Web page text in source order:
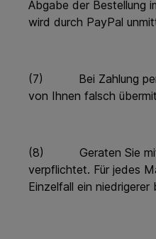
Abgabe der Bestellung
wird durch PayPal
(7) Bei Zahlung per
von Ihnen falsch
(8) Geraten Sie mit
verpflichtet. Für jedes
Einzelfall ein